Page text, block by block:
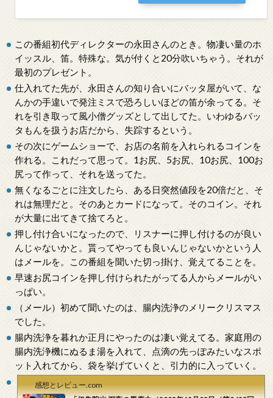
この番組初代ディレクターの永田さんのとき。物凄い量のホ
イッスル、笛。特殊な。気が付くと20分吹いちゃう。それが
最初のプレゼント。
仕入れてた先が、永田さんの知り合いにバッタ屋がいて、な
んかの手違いで発注ミスで恐ろしいほどの笛が余ってる。そ
れを引き取って風小僧グッズとして出してた。いわゆるバッ
タもんを扱うお店だから、失踪するという。
その次にゲームショーで、お店の名前を入れられるコインを
作れる。これだって思って。1お尻、5お尻、10お尻、100お
尻って作って、それを送ってた。
無くなるごとに注文したら、ある日突然値段を20倍だと、そ
れは無理だと。そのあとカードになって。そのコイン。それ
が大量に出てきて捨てろと。
押し付け合いになったので、リスナーに押し付けるのが良い
んじゃないかと。貰ってやっても良いんじゃないかという人
はメールを。この番組を聞いた切っ掛け、覚えてることを。
早速お尻コインを押し付けられたがってる人からメールがい
っぱい。
（メール）初めて聞いたのは、腸内洗浄のメリークリスマス
でした。
腸内洗浄を暮れか正月にやったのは凄い覚えてる。家庭用の
腸内洗浄機にぬるま湯を入れて、点滴の先っぽみたいなスポ
ット入れてから、袋を挙げていくと、引力的に入っていく。
感想とレビュー.com